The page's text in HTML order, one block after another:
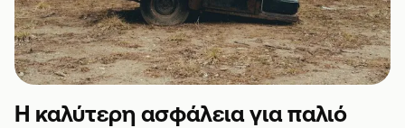
Η καλύτερη ασφάλεια για παλιό